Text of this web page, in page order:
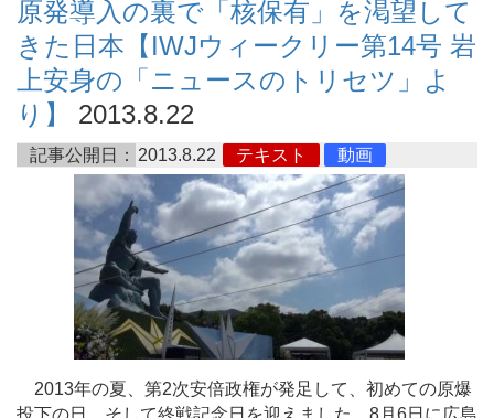
原発導入の裏で「核保有」を渇望して
きた日本【IWJウィークリー第14号 岩
上安身の「ニュースのトリセツ」よ
り】
2013.8.22
記事公開日： 2013.8.22 テキスト 動画
2013年の夏、第2次安倍政権が発足して、初めての原爆
投下の日、そして終戦記念日を迎えました。8月6日に広島